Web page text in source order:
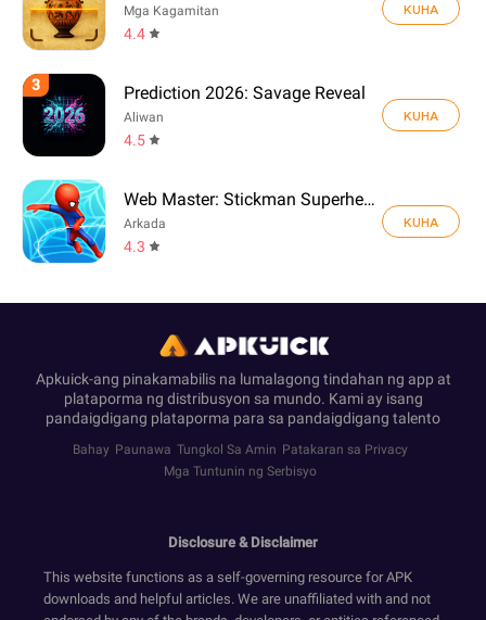
Mga Kagamitan
4.4
KUHA
3 Prediction 2026: Savage Reveal
Aliwan
4.5
KUHA
Web Master: Stickman Superhero
Arkada
4.3
KUHA
Apkuick-ang pinakamabilis na lumalagong tindahan ng app at
plataporma ng distribusyon sa mundo. Kami ay isang
pandaigdigang plataporma para sa pandaigdigang talento
Bahay Paunawa Tungkol Sa Amin Patakaran sa Privacy
Mga Tuntunin ng Serbisyo
Disclosure & Disclaimer
This website functions as a self-governing resource for APK
downloads and helpful articles. We are unaffiliated with and not